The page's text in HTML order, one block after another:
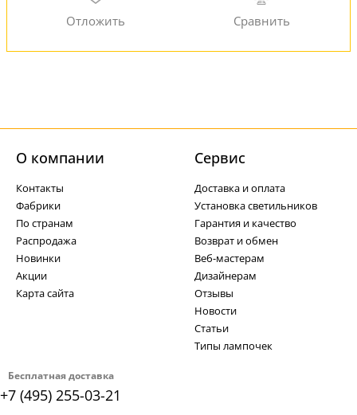
Бесплатная доставка
+7 (495) 255-03-21
О компании
Контакты
Фабрики
По странам
Распродажа
Новинки
Акции
Карта сайта
Cервис
Доставка и оплата
Установка светильников
Гарантия и качество
Возврат и обмен
Веб-мастерам
Дизайнерам
Отзывы
Новости
Статьи
Типы лампочек